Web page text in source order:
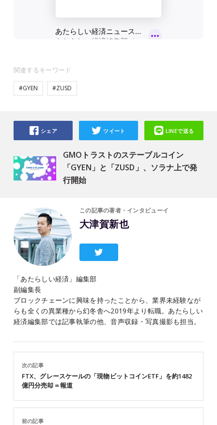
関連するキーワード
#GYEN #ZUSD
GMOトラストのステーブルコイン
「GYEN」と「ZUSD」、ソラナ上で発
行開始
シェア ツイート LINEで送る
この記事の著者・インタビューイ
大津賀新也
「あたらしい経済」編集部
副編集長
ブロックチェーンに興味を持ったことから、業界未経験なが
らも全くの異業種から幻冬舎へ2019年より転職。あたらしい
経済編集部では記事執筆の他、音声収録・写真撮影も担当。
前の記事
次の記事
FTX、グレースケールの「現物ビットコインETF」を約1482
億円分売却＝報道